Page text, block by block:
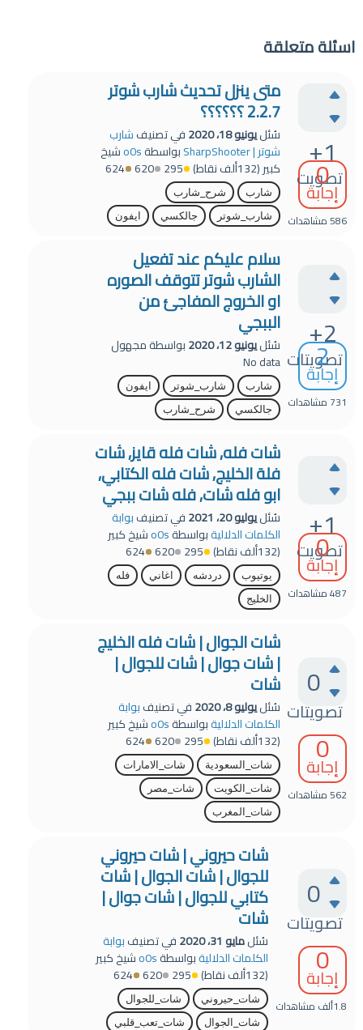
اسئلة متعلقة
+1
تصويت
0
إجابة
586مشاهدات
متى ينزل تحديث شارب شوتر
2.2.7 ؟؟؟؟؟؟
سُئليونيو 18، 2020 في تصنيفشارب
شوتر | SharpShooter
بواسطةo0sشيخ
كبير(132ألف نقاط) 295
620
624
شارب
شرح_شارب
شارب_شوتر
جالكسي ايفون
+2
تصويتات
2
إجابة
731 مشاهدات
سلام عليكم عند تفعيل
الشارب شوتر تتوقف الصوره
او الخروج المفاجئ من
الببجي
سُئليونيو 12، 2020 بواسطةمجهول
No data
شارب شارب_شوتر
ايفون
جالكسي
شرح_شارب
+1
تصويت
0
إجابة
487مشاهدات
شات فله, شات فله قايز, شات
فلة الخليج, شات فله الكتابي,
ابو فله شات, فله شات ببجي
سُئليوليو 20، 2021 في تصنيفبوابة
الكلمات الدلاليةبواسطةo0sشيخ كبير
(132ألف نقاط) 295
620
624
يوتيوب دردشه اغاني
فله
الخليج
0
تصويتات
0
إجابة
562مشاهدات
شات الجوال | شات فله الخليج
| شات جوال | شات للجوال |
شات
سُئليوليو 8، 2020 في تصنيفبوابة
الكلمات الدلاليةبواسطةo0sشيخ كبير
(132ألف نقاط) 295
620
624
شات_السعودية
شات_الامارات
شات_الكويت
شات_مصر
شات_المغرب
0
تصويتات
0
إجابة
1.8ألف مشاهدات
شات حيروني | شات حيروني
للجوال | شات الجوال | شات
كتابي للجوال | شات جوال |
شات
سُئلمايو 31، 2020 في تصنيفبوابة
الكلمات الدلاليةبواسطةo0sشيخ كبير
(132ألف نقاط) 295
620
624
شات_حيروني
شات_للجوال
شات_الجوال
شات_تعب_قلبي